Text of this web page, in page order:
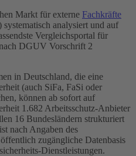
Markt für externe Fachkräfte
systematisch analysiert und auf
Vergleichsportal für
DGUV Vorschrift 2
in Deutschland, die eine
(auch SiFa, FaSi oder
können ab sofort auf
1.682 Arbeitsschutz-Anbieter
16 Bundesländern strukturiert
nach Angaben des
zugängliche Datenbasis
Dienstleistungen.